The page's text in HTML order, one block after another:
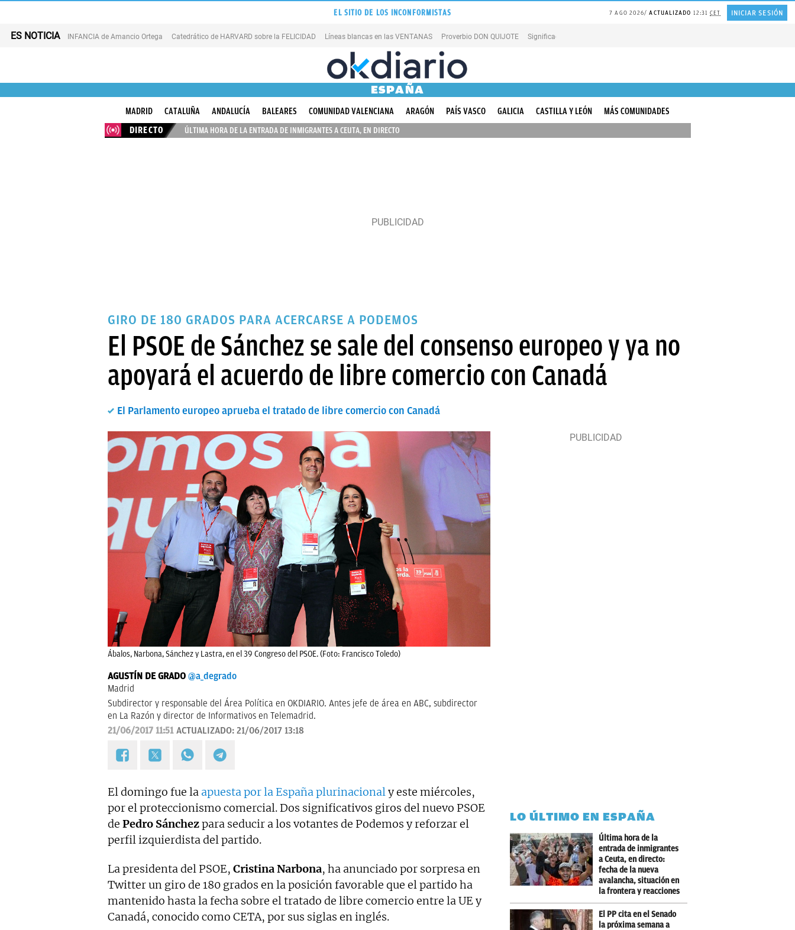
EL SITIO DE LOS INCONFORMISTAS 7 AGO 2026 ACTUALIZADO 12:31CET INICIAR SESIÓN
ES NOTICIA INFANCIA de Amancio Ortega Catedrático de HARVARD sobre la FELICIDAD Líneas blancas en las VENTANAS Proverbio DON QUIJOTE Significado proverbio CHINO
ESPAÑA
MADRID CATALUÑA ANDALUCÍA BALEARES COMUNIDAD VALENCIANA ARAGÓN PAÍS VASCO GALICIA CASTILLA Y LEÓN
MÁS COMUNIDADES
DIRECTO
ÚLTIMA HORA DE LA ENTRADA DE INMIGRANTES A CEUTA, EN DIRECTO
GIRO DE 180 GRADOS PARA ACERCARSE A PODEMOS
El PSOE de Sánchez se sale del consenso europeo y ya no
apoyará el acuerdo de libre comercio con Canadá
El Parlamento europeo aprueba el tratado de libre comercio con Canadá
Ábalos, Narbona, Sánchez y Lastra, en el 39 Congreso del PSOE. (Foto: Francisco Toledo)
AGUSTÍN DE GRADO @a_degrado
Madrid
Subdirector y responsable del Área Política en OKDIARIO. Antes jefe de área en ABC, subdirector
en La Razón y director de Informativos en Telemadrid.
21/06/2017 11:51 ACTUALIZADO: 21/06/2017 13:18
El domingo fue la apuesta por la España plurinacionaly este miércoles,
por el proteccionismo comercial. Dos significativos giros del nuevo PSOE
de Pedro Sánchezpara seducir a los votantes de Podemos y reforzar el
perfil izquierdista del partido.
La presidenta del PSOE, Cristina Narbona, ha anunciado por sorpresa en
Twitter un giro de 180 grados en la posición favorable que el partido ha
mantenido hasta la fecha sobre el tratado de libre comercio entre la UE y
Canadá, conocido como CETA, por sus siglas en inglés.
LO ÚLTIMO EN ESPAÑA
Última hora de la
entrada de inmigrantes
a Ceuta, en directo:
fecha de la nueva
avalancha, situación en
la frontera y reacciones
El PP cita en el Senado
la próxima semana a